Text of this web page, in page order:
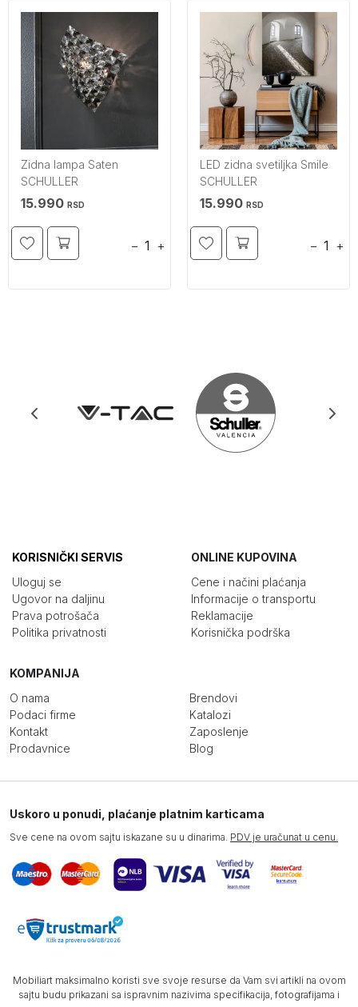
Zidna lampa Saten
SCHULLER
15.990 RSD
− +
LED zidna svetiljka Smile
SCHULLER
15.990 RSD
− +
KORISNIČKI SERVIS
Uloguj se
Ugovor na daljinu
Prava potrošača
Politika privatnosti
ONLINE KUPOVINA
Cene i načini plaćanja
Informacije o transportu
Reklamacije
Korisnička podrška
KOMPANIJA
O nama
Podaci firme
Kontakt
Prodavnice
Brendovi
Katalozi
Zaposlenje
Blog
Uskoro u ponudi, plaćanje platnim karticama
Sve cene na ovom sajtu iskazane su u dinarima. PDV je uračunat u cenu.
Mobiliart maksimalno koristi sve svoje resurse da Vam svi artikli na ovom
sajtu budu prikazani sa ispravnim nazivima specifikacija, fotografijama i